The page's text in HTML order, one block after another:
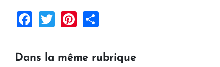
Facebook
TwitterPinterest
Dans la même rubrique